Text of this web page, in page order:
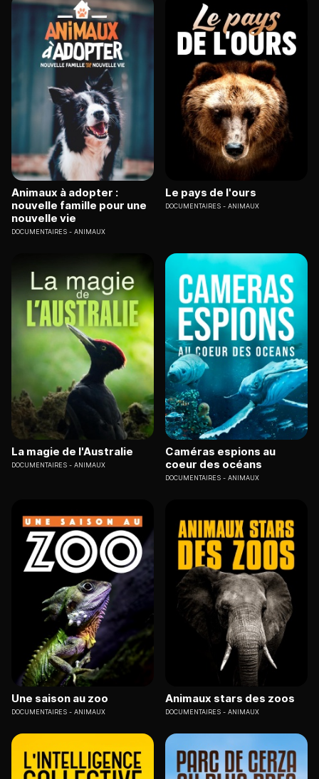
Animaux à adopter :
nouvelle famille pour une
nouvelle vie
DOCUMENTAIRES ANIMAUX
Le pays de l'ours
DOCUMENTAIRES ANIMAUX
La magie de l'Australie
DOCUMENTAIRES ANIMAUX
Caméras espions au
coeur des océans
DOCUMENTAIRES ANIMAUX
Une saison au zoo
DOCUMENTAIRES ANIMAUX
Animaux stars des zoos
DOCUMENTAIRES ANIMAUX